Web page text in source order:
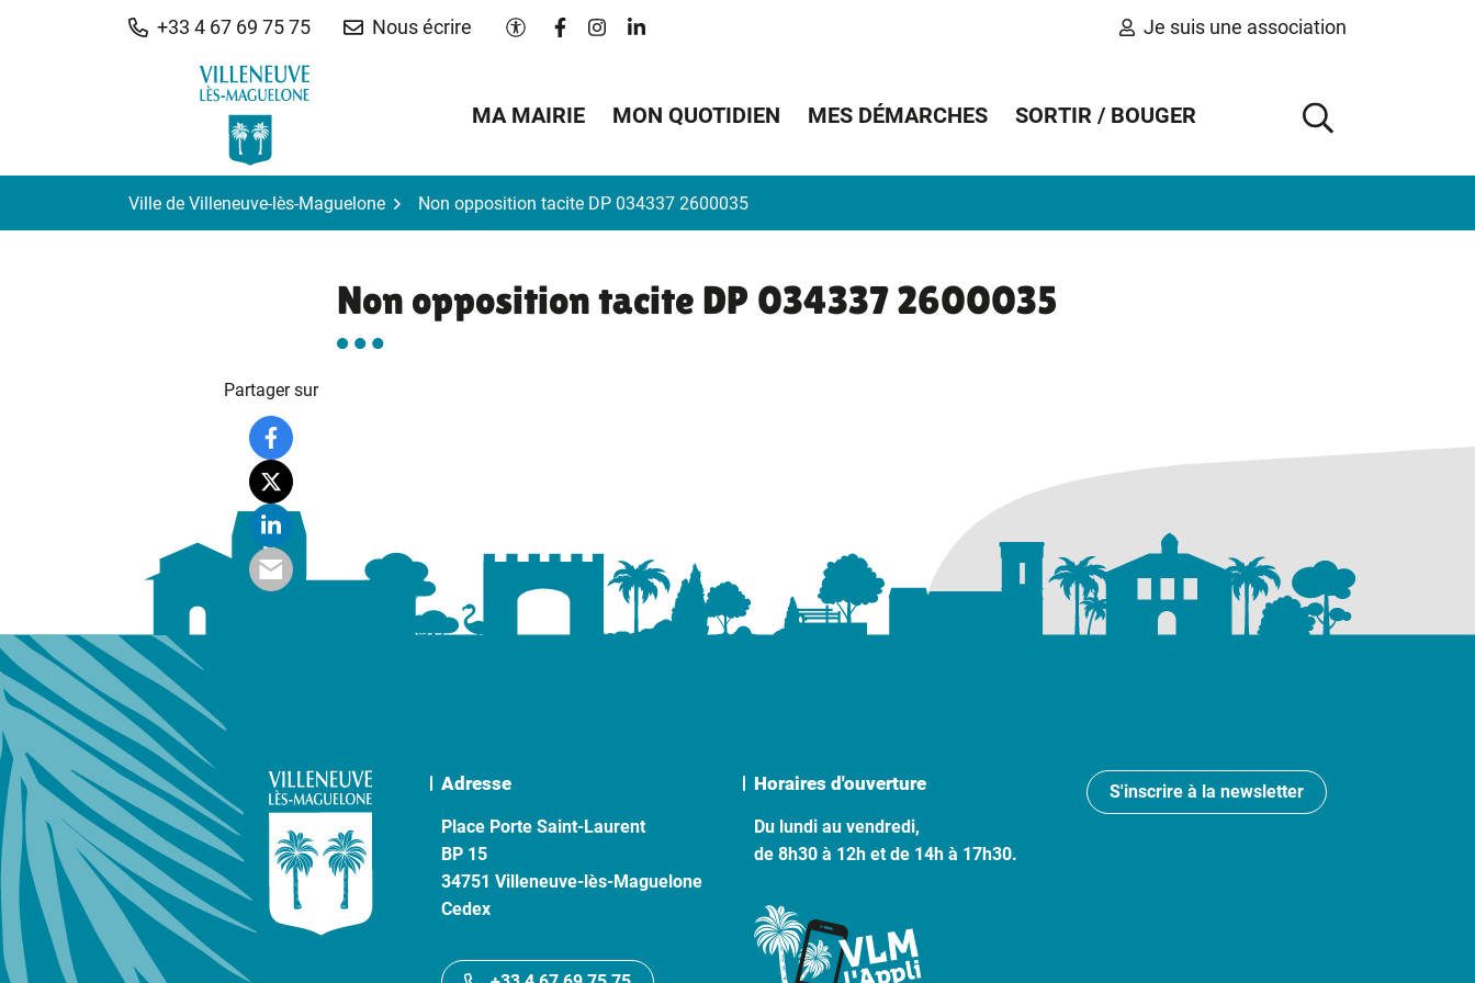
+33 4 67 69 75 75 Nous écrire Paramètres d'accessibilité
Lien vers le compte Facebook
Lien vers le compte Instagram
Lien vers le compte Linkedin Je suis une association
MA MAIRIE MON QUOTIDIEN MES DÉMARCHES SORTIR / BOUGER
AFFICHER
Ville de Villeneuve-lès-Maguelone Non opposition tacite DP 034337 2600035
Non opposition tacite DP 034337 2600035
Partager sur
Adresse
Place Porte Saint-Laurent
BP 15
34751 Villeneuve-lès-Maguelone
Cedex
Horaires d'ouverture
Du lundi au vendredi,
de 8h30 à 12h et de 14h à 17h30.
S'inscrire à la newsletter